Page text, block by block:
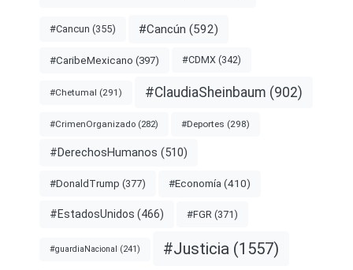
#Cancun (355) #Cancún (592)
#CaribeMexicano (397) #CDMX (342)
#Chetumal (291) #ClaudiaSheinbaum (902)
#CrimenOrganizado (282) #Deportes (298)
#DerechosHumanos (510)
#DonaldTrump (377) #Economía (410)
#EstadosUnidos (466) #FGR (371)
#guardiaNacional (241) #Justicia (1557)